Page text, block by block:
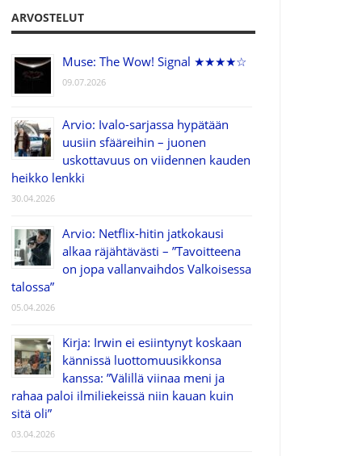
ARVOSTELUT
Muse: The Wow! Signal ★★★★☆
09.07.2026
Arvio: Ivalo-sarjassa hypätään
uusiin sfääreihin – juonen
uskottavuus on viidennen kauden
heikko lenkki
30.04.2026
Arvio: Netflix-hitin jatkokausi
alkaa räjähtävästi – ”Tavoitteena
on jopa vallanvaihdos Valkoisessa
talossa”
05.04.2026
Kirja: Irwin ei esiintynyt koskaan
kännissä luottomuusikkonsa
kanssa: ”Välillä viinaa meni ja
rahaa paloi ilmiliekeissä niin kauan kuin
sitä oli”
03.04.2026